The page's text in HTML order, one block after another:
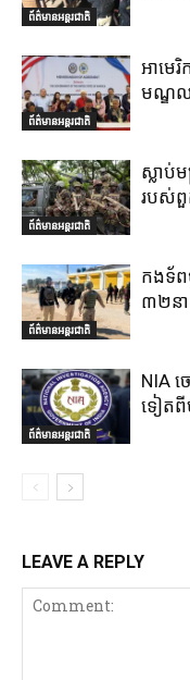
ព័ត៌មានអន្តរជាតិ
ព័ត៌មានអន្តរជាតិ
អាមេ
មណ្ឌល
ព័ត៌មានអន្តរជាតិ
ស្លាប់
របស់ពួ
ព័ត៌មានអន្តរជាតិ
កងទ័ព
៣២នា
ព័ត៌មានអន្តរជាតិ
NIA ច
ទៀតពី
LEAVE A REPLY